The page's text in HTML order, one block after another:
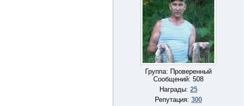
Группа: Проверенный
Сообщений: 508
Награды: 25
Репутация: 300